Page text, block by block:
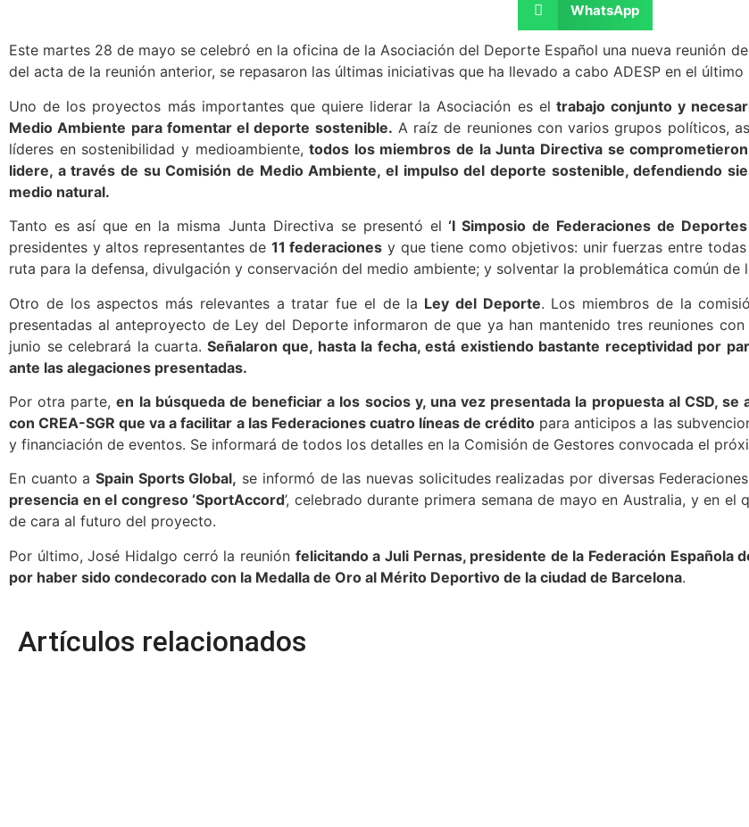
WhatsApp
Este martes 28 de mayo se celebró en la oficina de la Asociación del Deporte Español una nueva reunión
del acta de la reunión anterior, se repasaron las últimas iniciativas que ha llevado a cabo ADESP en el último
Uno de los proyectos más importantes que quiere liderar la Asociación es el trabajo conjunto y
Medio Ambiente para fomentar el deporte sostenible. A raíz de reuniones con varios grupos políticos,
líderes en sostenibilidad y medioambiente,todos los miembros de la Junta Directiva se
lidere, a través de su Comisión de Medio Ambiente, el impulso del deporte sostenible, defendiendo
medio natural.
Tanto es así que en la misma Junta Directiva se presentó el ‘I Simposio de Federaciones de
presidentes y altos representantes de 11 federaciones y que tiene como objetivos: unir fuerzas entre
ruta para la defensa, divulgación y conservación del medio ambiente; y solventar la problemática común de
Otro de los aspectos más relevantes a tratar fue el de la Ley del Deporte. Los miembros de la
presentadas al anteproyecto de Ley del Deporte informaron de que ya han mantenido tres reuniones
junio se celebrará la cuarta. Señalaron que, hasta la fecha, está existiendo bastante receptividad por
ante las alegaciones presentadas.
Por otra parte,en la búsqueda de beneficiar a los socios y, una vez presentada la propuesta al CSD,
con CREA-SGR que va a facilitar a las Federaciones cuatro líneas de crédito para anticipos a las
y financiación de eventos. Se informará de todos los detalles en la Comisión de Gestores convocada el
En cuanto aSpain Sports Global, se informó de las nuevas solicitudes realizadas por diversas
presencia en el congreso ‘SportAccord’, celebrado durante primera semana de mayo en Australia, y en el
de cara al futuro del proyecto.
Por último, José Hidalgo cerró la reunión felicitando a Juli Pernas, presidente de la Federación Española
por haber sido condecorado con la Medalla de Oro al Mérito Deportivo de la ciudad de Barcelona.
Artículos relacionados